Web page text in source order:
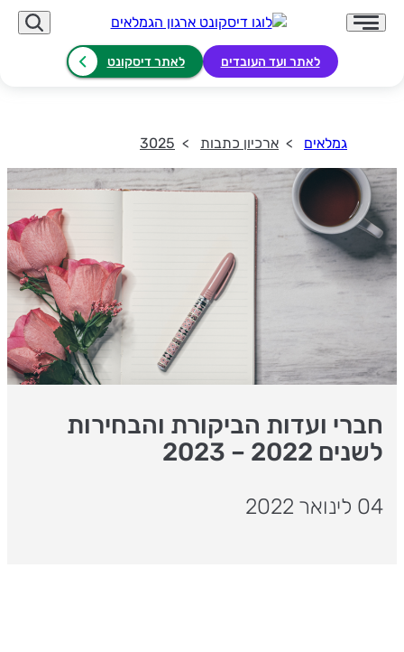
לאתר ועד העובדים לאתר דיסקונט
גמלאים ארכיון כתבות 3025
חברי ועדות הביקורת והבחירות
לשנים 2022 – 2023
04 לינואר 2022